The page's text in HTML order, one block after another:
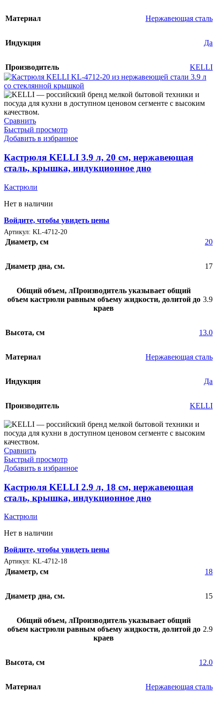
Материал Нержавеющая сталь
Индукция Да
Производитель KELLI
Сравнить
Быстрый просмотр
Добавить в избранное
Кастрюля KELLI 3.9 л, 20 см, нержавеющая
сталь, крышка, индукционное дно
Кастрюли
Нет в наличии
Войдите, чтобы увидеть цены
Артикул: KL-4712-20
Диаметр, см 20
Диаметр дна, см. 17
Общий объем, лПроизводитель указывает общий
объем кастрюли равным объему жидкости, долитой до
краев
3.9
Высота, см 13.0
Материал Нержавеющая сталь
Индукция Да
Производитель KELLI
Сравнить
Быстрый просмотр
Добавить в избранное
Кастрюля KELLI 2.9 л, 18 см, нержавеющая
сталь, крышка, индукционное дно
Кастрюли
Нет в наличии
Войдите, чтобы увидеть цены
Артикул: KL-4712-18
Диаметр, см 18
Диаметр дна, см. 15
Общий объем, лПроизводитель указывает общий
объем кастрюли равным объему жидкости, долитой до
краев
2.9
Высота, см 12.0
Материал Нержавеющая сталь